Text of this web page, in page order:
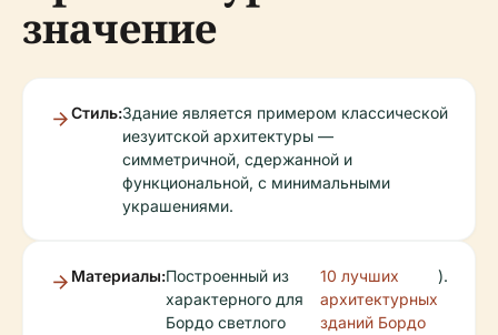
значение
Стиль:Здание является примером классической
иезуитской архитектуры —
симметричной, сдержанной и
функциональной, с минимальными
украшениями.
Материалы:Построенный из
характерного для
Бордо светлого
10 лучших
архитектурных
зданий Бордо
).